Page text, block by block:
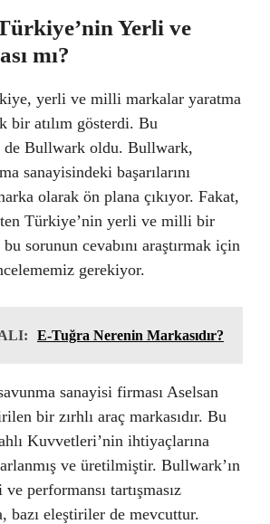
Yerli ve
mı?
yerli ve milli markalar yaratma
bir atılım gösterdi. Bu
de Bullwark oldu. Bullwark,
sanayisindeki başarılarını
olarak ön plana çıkıyor. Fakat,
Türkiye’nin yerli ve milli bir
bu sorunun cevabını araştırmak için
gerekiyor.
E-Tuğra Nerenin Markasıdır?
sanayisi firması Aselsan
bir zırhlı araç markasıdır. Bu
Kuvvetleri’nin ihtiyaçlarına
ve üretilmiştir. Bullwark’ın
performansı tartışmasız
bazı eleştiriler de mevcuttur.